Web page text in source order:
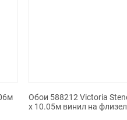
Обои 588212 Victoria
x 10.05м винил на